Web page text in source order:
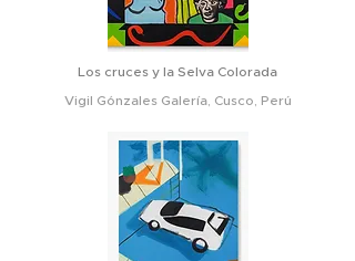
Los cruces y la Selva Colorada
Vigil Gónzales Galería, Cusco, Perú